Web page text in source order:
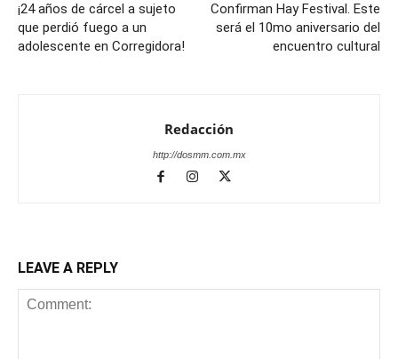
¡24 años de cárcel a sujeto
que perdió fuego a un
adolescente en Corregidora!
Confirman Hay Festival. Este
será el 10mo aniversario del
encuentro cultural
Redacción
http://dosmm.com.mx
LEAVE A REPLY